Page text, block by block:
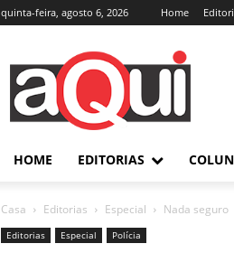
quinta-feira, agosto 6, 2026 Home
HOME EDITORIAS
Casa Editorias Especial Nada seguro
Editorias Especial Polícia